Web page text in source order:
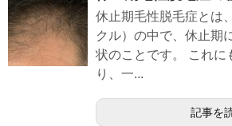
休止期毛性脱毛症とは
クル）の中で、休止期
状のことです。 これに
り、一...
記事を